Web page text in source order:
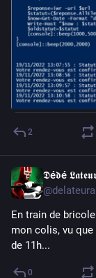
2
𝕯é𝖉é
En train de
mon colis, vu que
de 11h...
0